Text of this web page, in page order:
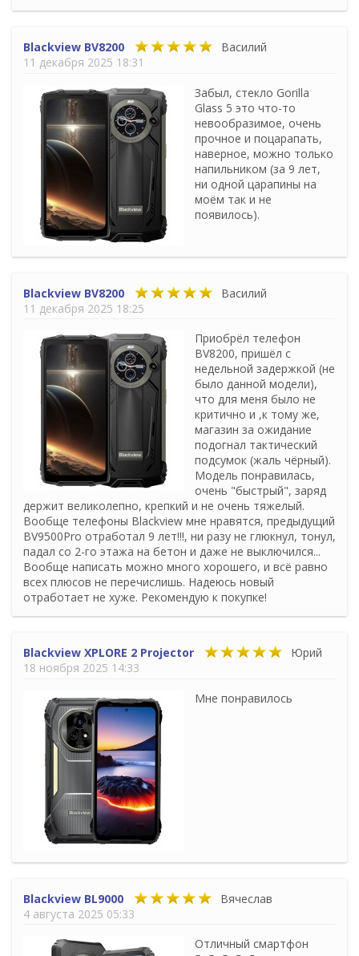
Blackview BV8200
Василий
11 декабря 2025 18:31
Забыл, стекло Gorilla
Glass 5 это что-то
невообразимое, очень
прочное и поцарапать,
наверное, можно только
напильником (за 9 лет,
ни одной царапины на
моём так и не
появилось).
Blackview BV8200
Василий
11 декабря 2025 18:25
Приобрёл телефон
BV8200, пришёл с
недельной задержкой (не
было данной модели),
что для меня было не
критично и ,к тому же,
магазин за ожидание
подогнал тактический
подсумок (жаль чёрный).
Модель понравилась,
очень "быстрый", заряд
держит великолепно, крепкий и не очень тяжелый.
Вообще телефоны Blackview мне нравятся, предыдущий
BV9500Pro отработал 9 лет!!!, ни разу не глюкнул, тонул,
падал со 2-го этажа на бетон и даже не выключился...
Вообще написать можно много хорошего, и всё равно
всех плюсов не перечислишь. Надеюсь новый
отработает не хуже. Рекомендую к покупке!
Blackview XPLORE 2 Projector
Юрий
18 ноября 2025 14:33
Мне понравилось
Blackview BL9000
Вячеслав
4 августа 2025 05:33
Отличный смартфон